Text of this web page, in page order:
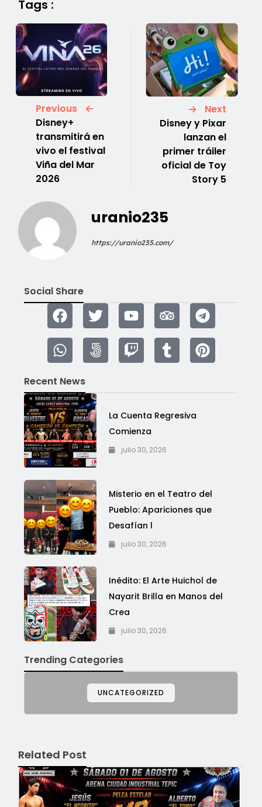
Tags :
Previous
Disney+
transmitirá en
vivo el festival
Viña del Mar
2026
Next
Disney y Pixar
lanzan el
primer tráiler
oficial de Toy
Story 5
uranio235
https://uranio235.com/
Social Share
Recent News
La Cuenta Regresiva
Comienza
julio 30, 2026
Misterio en el Teatro del
Pueblo: Apariciones que
Desafían l
julio 30, 2026
Inédito: El Arte Huichol de
Nayarit Brilla en Manos del
Crea
julio 30, 2026
Trending Categories
UNCATEGORIZED
Related Post